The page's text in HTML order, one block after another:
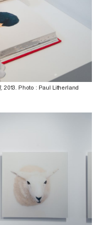
2013. Photo : Paul Litherland